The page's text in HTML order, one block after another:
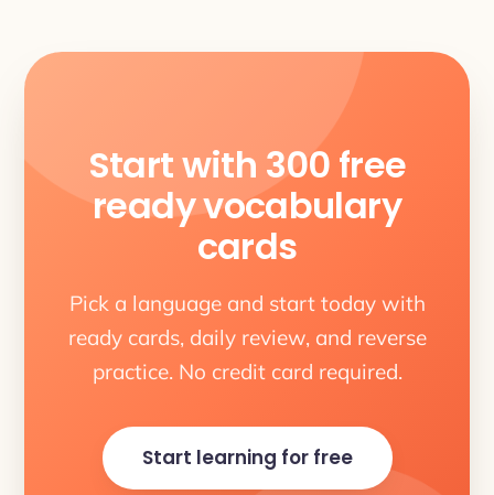
Start with 300 free
ready vocabulary
cards
Pick a language and start today with
ready cards, daily review, and reverse
practice. No credit card required.
Start learning for free